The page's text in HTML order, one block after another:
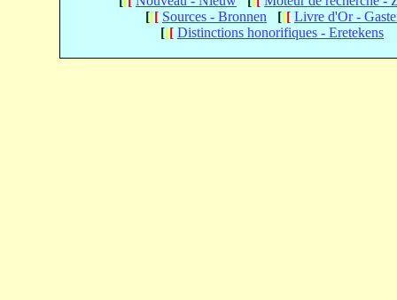
[[[ Sources - Bronnen [[[ Livre d'Or -
[[[ Distinctions honorifiques - Eretekens